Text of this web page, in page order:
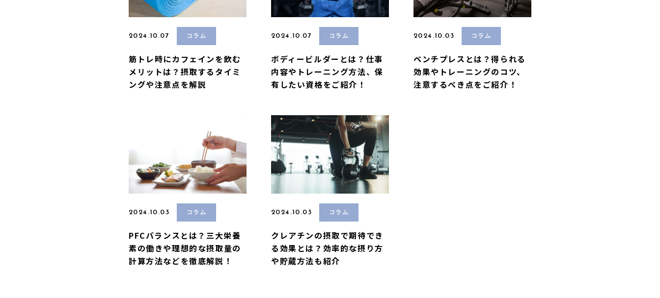
2024.10.07 コラム
筋トレ時にカフェインを飲む
メリットは？摂取するタイミ
ングや注意点を解説
2024.10.07 コラム
ボディービルダーとは？仕事
内容やトレーニング方法、保
有したい資格をご紹介！
2024.10.03 コラム
ベンチプレスとは？得られる
効果やトレーニングのコツ、
注意するべき点をご紹介！
2024.10.03 コラム
PFCバランスとは？三大栄養
素の働きや理想的な摂取量の
計算方法などを徹底解説！
2024.10.03 コラム
クレアチンの摂取で期待でき
る効果とは？効率的な摂り方
や貯蔵方法も紹介